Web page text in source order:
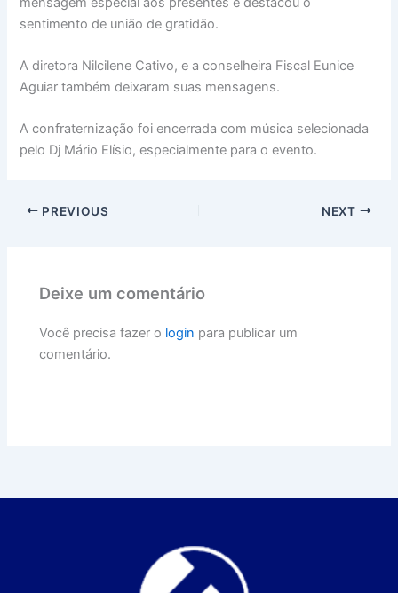
sentimento de união de gratidão.
A diretora Nilcilene Cativo, e a conselheira Fiscal Eunice
Aguiar também deixaram suas mensagens.
A confraternização foi encerrada com música selecionada
pelo Dj Mário Elísio, especialmente para o evento.
PREVIOUS NEXT
Deixe um comentário
Você precisa fazer o login para publicar um
comentário.